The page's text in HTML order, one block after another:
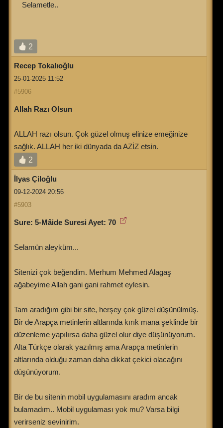
Selametle..
2
Recep Tokalıoğlu
25-01-2025 11:52
#5906
Allah Razı Olsun
ALLAH razı olsun. Çok güzel olmuş elinize emeğinize
sağlık. ALLAH her iki dünyada da AZİZ etsin.
2
İlyas Çiloğlu
09-12-2024 20:56
#5903
Sure: 5-Mâide Suresi Ayet: 70
Selamün aleyküm...
Sitenizi çok beğendim. Merhum Mehmed Alagaş
ağabeyime Allah gani gani rahmet eylesin.
Tam aradığım gibi bir site, herşey çok güzel düşünülmüş.
Bir de Arapça metinlerin altlarında kırık mana şeklinde bir
düzenleme yapılırsa daha güzel olur diye düşünüyorum.
Alta Türkçe olarak yazılmış ama Arapça metinlerin
altlarında olduğu zaman daha dikkat çekici olacağını
düşünüyorum.
Bir de bu sitenin mobil uygulamasını aradım ancak
bulamadım.. Mobil uygulaması yok mu? Varsa bilgi
verirseniz sevinirim.